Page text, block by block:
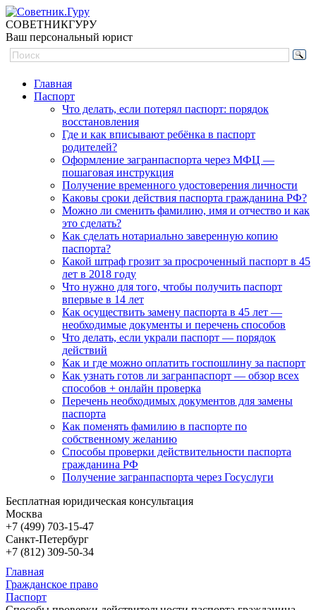
СОВЕТНИКГУРУ
Ваш персональный юрист
Главная
Паспорт
Что делать, если потерял паспорт: порядок
восстановления
Где и как вписывают ребёнка в паспорт
родителей?
Оформление загранпаспорта через МФЦ —
пошаговая инструкция
Получение временного удостоверения личности
Каковы сроки действия паспорта гражданина РФ?
Можно ли сменить фамилию, имя и отчество и как
это сделать?
Как сделать нотариально заверенную копию
паспорта?
Какой штраф грозит за просроченный паспорт в 45
лет в 2018 году
Что нужно для того, чтобы получить паспорт
впервые в 14 лет
Как осуществить замену паспорта в 45 лет —
необходимые документы и перечень способов
Что делать, если украли паспорт — порядок
действий
Как и где можно оплатить госпошлину за паспорт
Как узнать готов ли загранпаспорт — обзор всех
способов + онлайн проверка
Перечень необходимых документов для замены
паспорта
Как поменять фамилию в паспорте по
собственному желанию
Способы проверки действительности паспорта
гражданина РФ
Получение загранпаспорта через Госуслуги
Бесплатная юридическая консультация
Москва
+7 (499) 703-15-47
Санкт-Петербург
+7 (812) 309-50-34
Главная
Гражданское право
Паспорт